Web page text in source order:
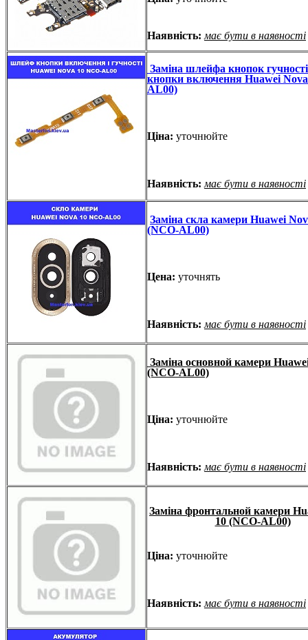
Наявність: має бути в наявності
Заміна шлейфа кнопок
кнопки включення Huawei
AL00)
Ціна: уточнюйте
Наявність: має бути в наявності
Заміна скла камери Huawei
(NCO-AL00)
Цена: уточнять
Наявність: має бути в наявності
Заміна основной камери
(NCO-AL00)
Ціна: уточнюйте
Наявність: має бути в наявності
Заміна фронтальной камери
10 (NCO-AL00)
Ціна: уточнюйте
Наявність: має бути в наявності